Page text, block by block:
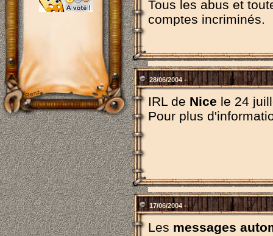
Tous les abus et
comptes incriminés.
28/06/2004 -
IRL de Nice le 24
Pour plus
17/06/2004 -
Les messages